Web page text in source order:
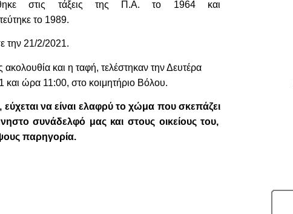
στις τάξεις της Π.Α. το 1964 και
το 1989.
την 21/2/2021.
ακολουθία και η ταφή, τελέστηκαν την Δευτέρα
και ώρα 11:00, στο κοιμητήριο Βόλου.
να είναι ελαφρύ το χώμα που σκεπάζει
συνάδελφό μας και στους οικείους του,
παρηγορία.